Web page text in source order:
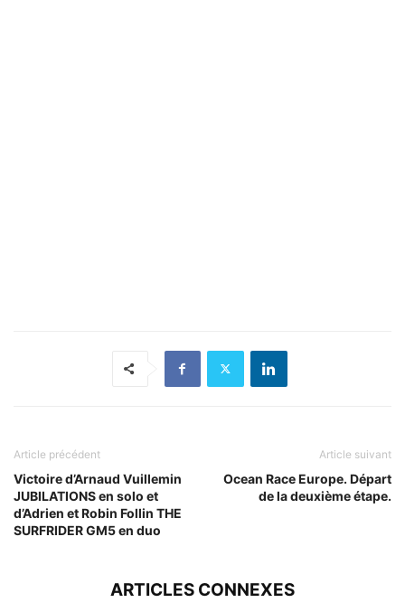
Article précédent
Victoire d’Arnaud Vuillemin
JUBILATIONS en solo et
d’Adrien et Robin Follin THE
SURFRIDER GM5 en duo
Article suivant
Ocean Race Europe. Départ
de la deuxième étape.
ARTICLES CONNEXES